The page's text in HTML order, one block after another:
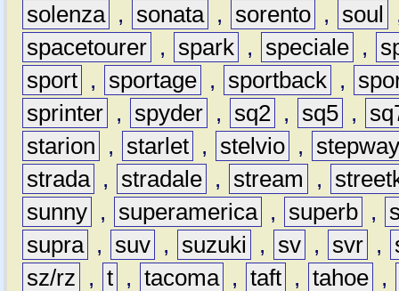
solenza , sonata , sorento , soul
spacetourer , spark , speciale ,
sport , sportage , sportback ,
sprinter , spyder , sq2 , sq5 ,
starion
, starlet , stelvio ,
strada , stradale , stream ,
sunny , superamerica , superb ,
supra , suv , suzuki , sv , svr ,
sz/rz
, t , tacoma , taft , tahoe ,